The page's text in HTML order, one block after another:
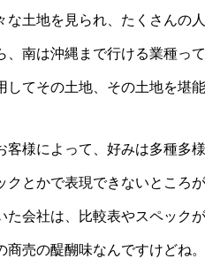
な土地を見られ、たくさんの
、南は沖縄まで行ける業種って
してその土地、その土地を堪能
客様によって、好みは多種多
クとかで表現できないところ
た会社は、比較表やスペック
商売の醍醐味なんですけどね。